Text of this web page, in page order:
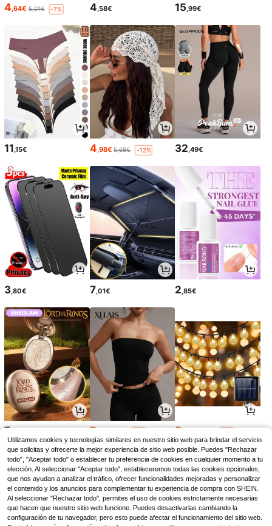
4,64€ 5,01€ -7% 4,58€ 15,99€
11,15€ 4,98€ 5,68€ -12% 32,49€
3 ,80€ 7 ,01€ 2 ,85€
7 7 5
Utilizamos cookies y tecnologías similares en nuestro sitio web para brindar el servicio
que solicitas y ofrecerte la mejor experiencia de sitio web posible. Puedes "Rechazar
todo", "Aceptar todo" o establecer tu preferencia de cookies en cualquier momento a tu
elección. Al seleccionar "Aceptar todo", estableceremos todas las cookies opcionales,
que nos ayudan a analizar el tráfico, ofrecer funcionalidades mejoradas y personalizar
el contenido y los anuncios para complementar tu experiencia de compra con SHEIN.
Al seleccionar "Rechazar todo", permites el uso de cookies estrictamente necesarias
que hacen que nuestro sitio web funcione. Puedes desactivarlas cambiando la
configuración de tu navegador, pero esto puede afectar el funcionamiento del sitio web.